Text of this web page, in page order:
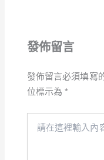
發佈留言
發佈留言必須填寫
位標示為*